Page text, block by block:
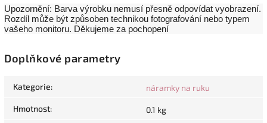
Upozornění: Barva výrobku nemusí přesně odpovídat vyobrazení.
Rozdíl může být způsoben technikou fotografování nebo typem
vašeho monitoru. Děkujeme za pochopení
Doplňkové parametry
Kategorie: náramky na ruku
Hmotnost: 0.1 kg